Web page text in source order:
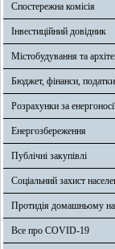
Спостережна комісія
Інвестиційний довідник
Містобудування та
Бюджет, фінанси, податки
Розрахунки за
Енергозбереження
Публічні закупівлі
Соціальний захист
Протидія домашньому
Все про COVID-19